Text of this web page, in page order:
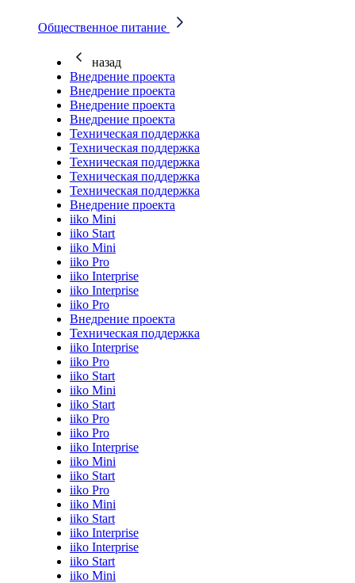
Общественное питание
назад
Внедрение проекта
Внедрение проекта
Внедрение проекта
Внедрение проекта
Техническая поддержка
Техническая поддержка
Техническая поддержка
Техническая поддержка
Техническая поддержка
Внедрение проекта
iiko Mini
iiko Start
iiko Mini
iiko Pro
iiko Interprise
iiko Interprise
iiko Pro
Внедрение проекта
Техническая поддержка
iiko Interprise
iiko Pro
iiko Start
iiko Mini
iiko Start
iiko Pro
iiko Pro
iiko Interprise
iiko Mini
iiko Start
iiko Pro
iiko Mini
iiko Start
iiko Interprise
iiko Interprise
iiko Start
iiko Mini